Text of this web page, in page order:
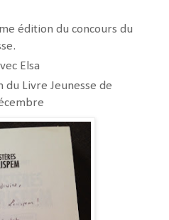
édition du concours du
Elsa
du Livre Jeunesse de